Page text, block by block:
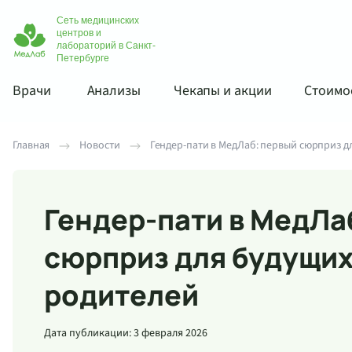
Сеть медицинских
центров и
лабораторий в Санкт-
Петербурге
Врачи Анализы Чекапы и акции
Главная Новости Гендер-пати в МедЛаб: первый сюрприз
Гендер-пати в
сюрприз для
родителей
Дата публикации: 3 февраля 2026